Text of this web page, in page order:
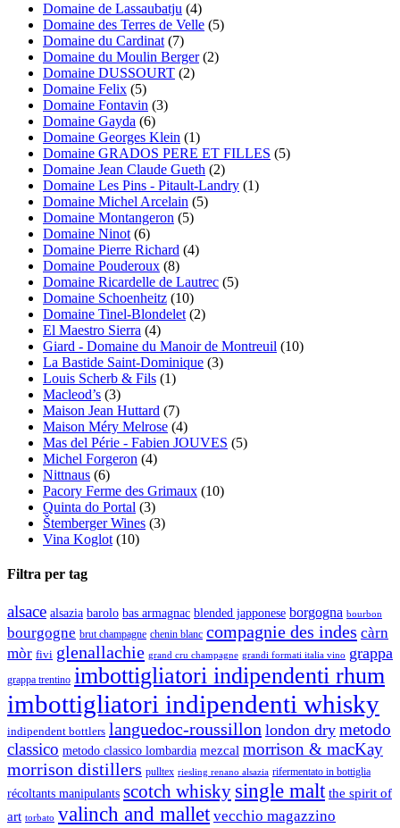
Domaine de Lassaubatju (4)
Domaine des Terres de Velle (5)
Domaine du Cardinat (7)
Domaine du Moulin Berger (2)
Domaine DUSSOURT (2)
Domaine Felix (5)
Domaine Fontavin (3)
Domaine Gayda (6)
Domaine Georges Klein (1)
Domaine GRADOS PERE ET FILLES (5)
Domaine Jean Claude Gueth (2)
Domaine Les Pins - Pitault-Landry (1)
Domaine Michel Arcelain (5)
Domaine Montangeron (5)
Domaine Ninot (6)
Domaine Pierre Richard (4)
Domaine Pouderoux (8)
Domaine Ricardelle de Lautrec (5)
Domaine Schoenheitz (10)
Domaine Tinel-Blondelet (2)
El Maestro Sierra (4)
Giard - Domaine du Manoir de Montreuil (10)
La Bastide Saint-Dominique (3)
Louis Scherb & Fils (1)
Macleod’s (3)
Maison Jean Huttard (7)
Maison Méry Melrose (4)
Mas del Périe - Fabien JOUVES (5)
Michel Forgeron (4)
Nittnaus (6)
Pacory Ferme des Grimaux (10)
Quinta do Portal (3)
Štemberger Wines (3)
Vina Koglot (10)
Filtra per tag
alsace alsazia barolo bas armagnac blended japponese borgogna bourbon
bourgogne brut champagne chenin blanc compagnie des indes càrn
mòr fivi glenallachie grand cru champagne grandi formati italia vino grappa
grappa trentino imbottigliatori indipendenti rhum
imbottigliatori indipendenti whisky
indipendent bottlers languedoc-roussillon london dry metodo
classico metodo classico lombardia mezcal morrison & macKay
morrison distillers pulltex riesling renano alsazia rifermentato in bottiglia
récoltants manipulants scotch whisky single malt the spirit of
art torbato valinch and mallet vecchio magazzino